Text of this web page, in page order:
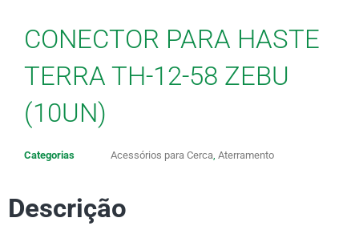
CONECTOR PARA HASTE
TERRA TH-12-58 ZEBU
(10UN)
Categorias Acessórios para Cerca, Aterramento
Descrição